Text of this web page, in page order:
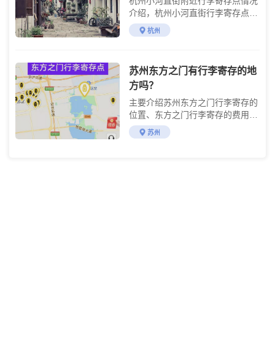
介绍，杭州小河直街行李寄存点收
费标准介绍
杭州
苏州东方之门有行李寄存的地
方吗？
主要介绍苏州东方之门行李寄存的
位置、东方之门行李寄存的费用及
使用方法
苏州